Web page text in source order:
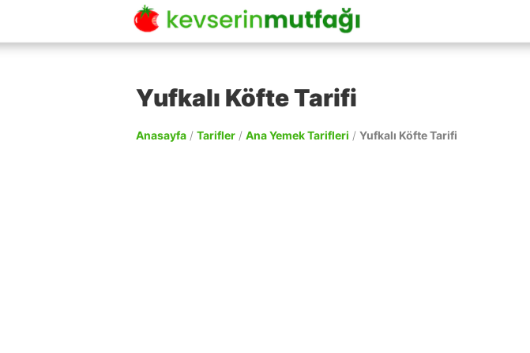
Yufkalı Köfte Tarifi
Anasayfa / Tarifler / Ana Yemek Tarifleri / Yufkalı Köfte Tarifi